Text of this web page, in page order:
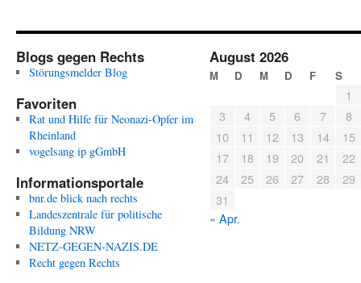
Blogs gegen Rechts
Störungsmelder Blog
Favoriten
Rat und Hilfe für Neonazi-Opfer im
Rheinland
vogelsang ip gGmbH
Informationsportale
bnr.de blick nach rechts
Landeszentrale für politische
Bildung NRW
NETZ-GEGEN-NAZIS.DE
Recht gegen Rechts
August 2026
M D M D F S
1
3
4 5 6 7
8
10
11 12 13 14
15
17
18 19 20 21
22
24
25 26 27 28
29
31
« Apr.